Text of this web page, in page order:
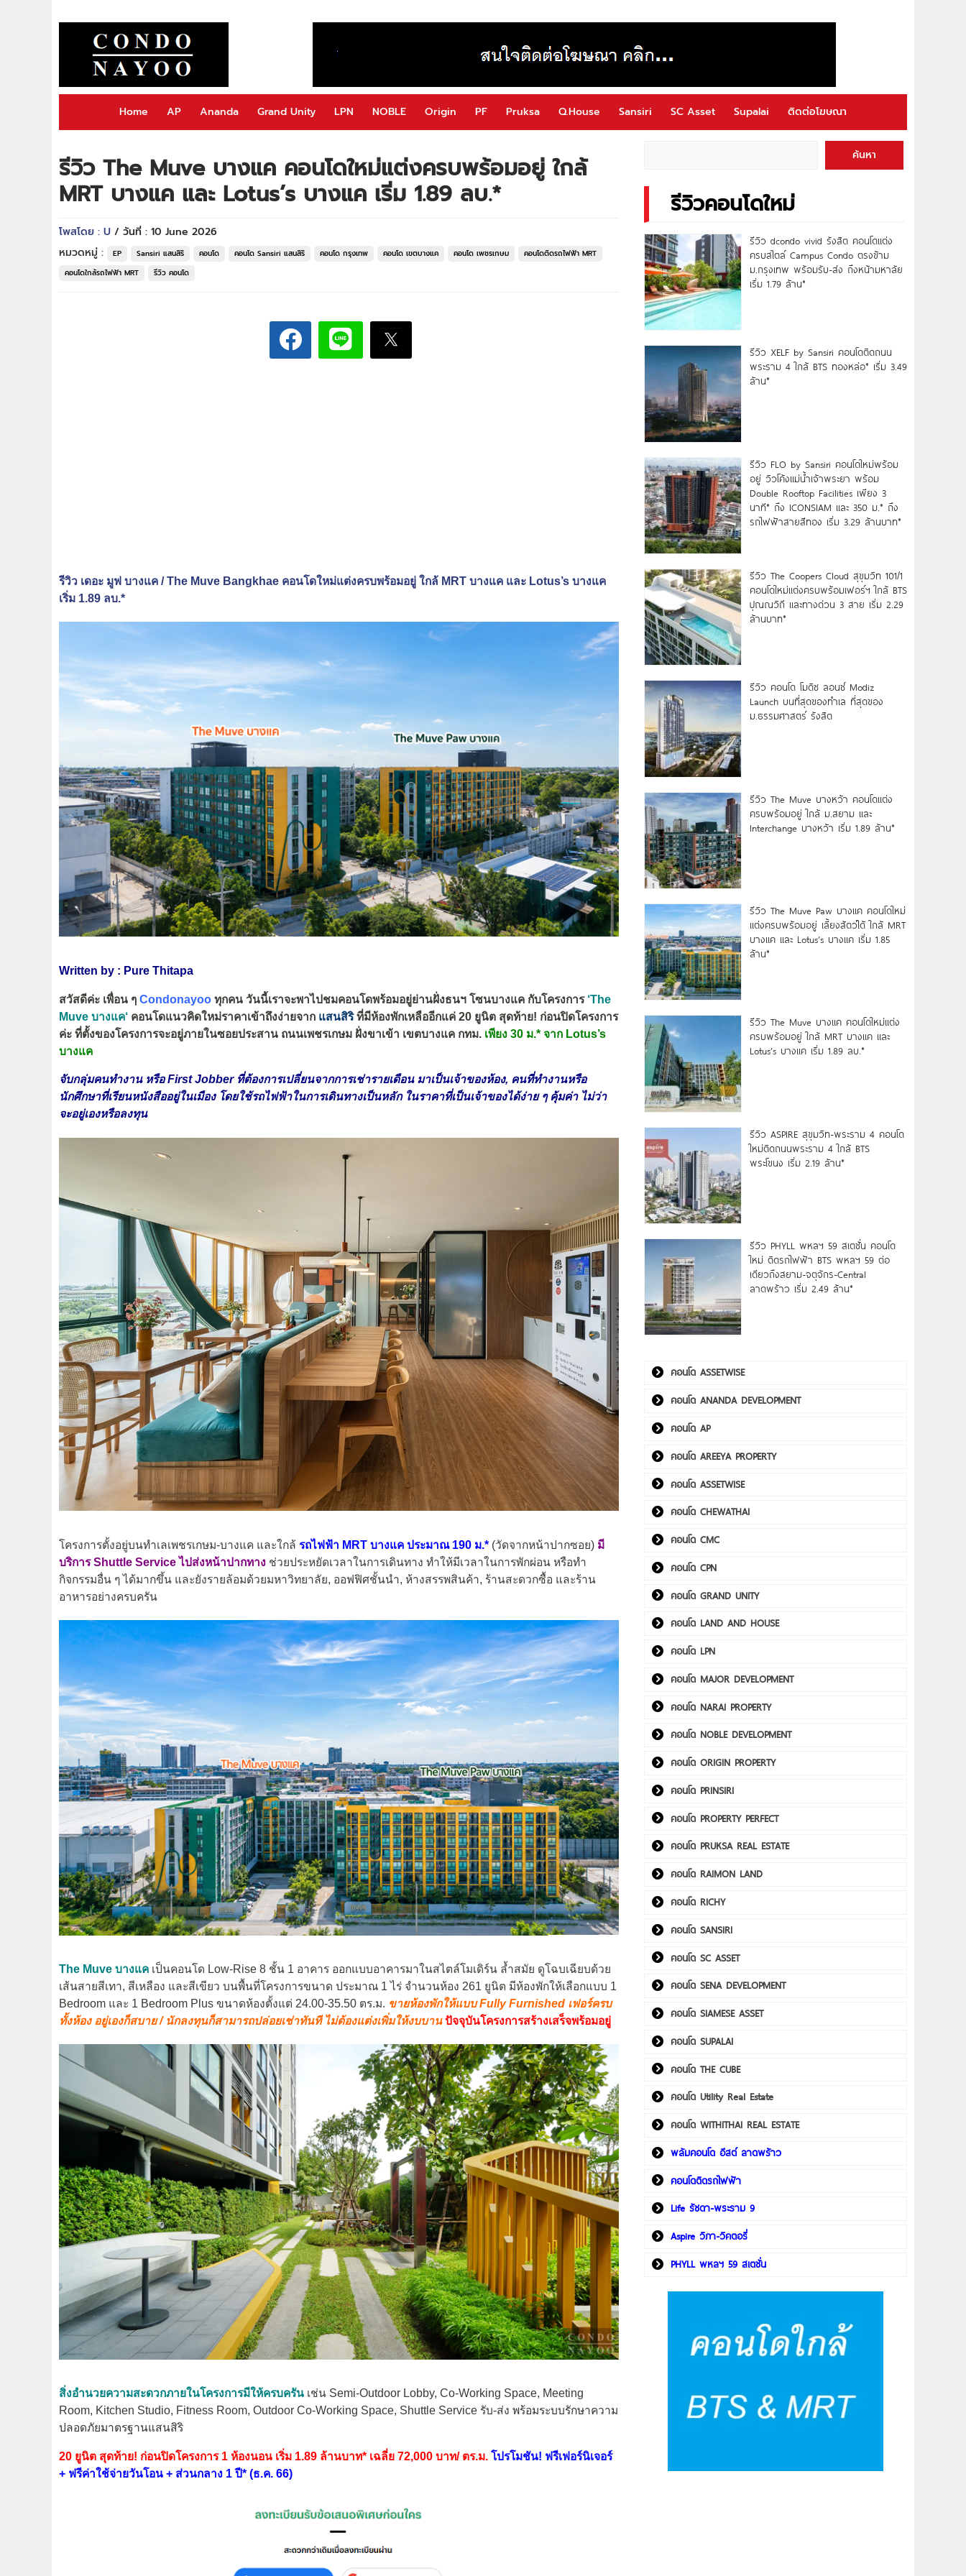
Home AP Ananda Grand Unity LPN NOBLE Origin PF Pruksa Q.House Sansiri SC Asset Supalai ติดต่อโฆษณา
รีวิว The Muve บางแค คอนโดใหม่แต่งครบพร้อมอยู่ ใกล้
MRT บางแค และ Lotus’s บางแค เริ่ม 1.89 ลบ.*
โพสโดย : U / วันที่ : 10 June 2026
หมวดหมู่ :
EP Sansiri แสนสิริ คอนโด คอนโด Sansiri แสนสิริ คอนโด กรุงเทพ คอนโด เขตบางแค คอนโด เพชรเกษม
คอนโดติดรถไฟฟ้า MRT
คอนโดใกล้รถไฟฟ้า MRT
รีวิว คอนโด
รีวิว เดอะ มูฟ บางแค / The Muve Bangkhae คอนโดใหม่แต่งครบพร้อมอยู่ ใกล้ MRT บางแค และ Lotus’s บางแค
เริ่ม 1.89 ลบ.*
Written by : Pure Thitapa
สวัสดีค่ะ เพื่อน ๆ Condonayoo ทุกคน วันนี้เราจะพาไปชมคอนโดพร้อมอยู่ย่านฝั่งธนฯ โซนบางแค กับโครงการ‘The
Muve บางแค‘ คอนโดแนวคิดใหม่ราคาเข้าถึงง่ายจาก แสนสิริที่มีห้องพักเหลืออีกแค่ 20 ยูนิต สุดท้าย! ก่อนปิดโครงการ
ค่ะ ที่ตั้งของโครงการจะอยู่ภายในซอยประสาน ถนนเพชรเกษม ฝั่งขาเข้า เขตบางแค กทม. เพียง 30 ม.* จาก Lotus’s
บางแค
จับกลุ่มคนทำงาน หรือ First Jobber ที่ต้องการเปลี่ยนจากการเช่ารายเดือน มาเป็นเจ้าของห้อง, คนที่ทำงานหรือ
นักศึกษาที่เรียนหนังสืออยู่ในเมือง โดยใช้รถไฟฟ้าในการเดินทางเป็นหลัก ในราคาที่เป็นเจ้าของได้ง่าย ๆ คุ้มค่า ไม่ว่า
จะอยู่เองหรือลงทุน
โครงการตั้งอยู่บนทำเลเพชรเกษม-บางแค และใกล้ รถไฟฟ้า MRT บางแค ประมาณ 190 ม.* (วัดจากหน้าปากซอย) มี
บริการ Shuttle Service ไปส่งหน้าปากทาง ช่วยประหยัดเวลาในการเดินทาง ทำให้มีเวลาในการพักผ่อน หรือทำ
กิจกรรมอื่น ๆ ได้มากขึ้น และยังรายล้อมด้วยมหาวิทยาลัย, ออฟฟิศชั้นนำ, ห้างสรรพสินค้า, ร้านสะดวกซื้อ และร้าน
อาหารอย่างครบครัน
The Muve บางแค เป็นคอนโด Low-Rise 8 ชั้น 1 อาคาร ออกแบบอาคารมาในสไตล์โมเดิร์น ล้ำสมัย ดูโฉบเฉียบด้วย
เส้นสายสีเทา, สีเหลือง และสีเขียว บนพื้นที่โครงการขนาด ประมาณ 1 ไร่ จำนวนห้อง 261 ยูนิต มีห้องพักให้เลือกแบบ 1
Bedroom และ 1 Bedroom Plus ขนาดห้องตั้งแต่ 24.00-35.50 ตร.ม. ขายห้องพักให้แบบ Fully Furnished เฟอร์ครบ
ทั้งห้อง อยู่เองก็สบาย / นักลงทุนก็สามารถปล่อยเช่าทันที ไม่ต้องแต่งเพิ่มให้งบบาน ปัจจุบันโครงการสร้างเสร็จพร้อมอยู่
สิ่งอำนวยความสะดวกภายในโครงการมีให้ครบครัน เช่น Semi-Outdoor Lobby, Co-Working Space, Meeting
Room, Kitchen Studio, Fitness Room, Outdoor Co-Working Space, Shuttle Service รับ-ส่ง พร้อมระบบรักษาความ
ปลอดภัยมาตรฐานแสนสิริ
20 ยูนิต สุดท้าย! ก่อนปิดโครงการ 1 ห้องนอน เริ่ม 1.89 ล้านบาท* เฉลี่ย 72,000 บาท/ ตร.ม. โปรโมชัน! ฟรีเฟอร์นิเจอร์
+ ฟรีค่าใช้จ่ายวันโอน + ส่วนกลาง 1 ปี* (ธ.ค. 66)
ค้นหา
รีวิวคอนโดใหม่
รีวิว dcondo vivid รังสิต คอนโดแต่ง
ครบสไตล์ Campus Condo ตรงข้าม
ม.กรุงเทพ พร้อมรับ-ส่ง ถึงหน้ามหาลัย
เริ่ม 1.79 ล้าน*
รีวิว XELF by Sansiri คอนโดติดถนน
พระราม 4 ใกล้ BTS ทองหล่อ* เริ่ม 3.49
ล้าน*
รีวิว FLO by Sansiri คอนโดใหม่พร้อม
อยู่ วิวโค้งแม่น้ำเจ้าพระยา พร้อม
Double Rooftop Facilities เพียง 3
นาที* ถึง ICONSIAM และ 350 ม.* ถึง
รถไฟฟ้าสายสีทอง เริ่ม 3.29 ล้านบาท*
รีวิว The Coopers Cloud สุขุมวิท 101/1
คอนโดใหม่แต่งครบพร้อมเฟอร์ฯ ใกล้ BTS
ปุณณวิถี และทางด่วน 3 สาย เริ่ม 2.29
ล้านบาท*
รีวิว คอนโด โมดิซ ลอนซ์ Modiz
Launch บนที่สุดของทำเล ที่สุดของ
ม.ธรรมศาสตร์ รังสิต
รีวิว The Muve บางหว้า คอนโดแต่ง
ครบพร้อมอยู่ ใกล้ ม.สยาม และ
Interchange บางหว้า เริ่ม 1.89 ล้าน*
รีวิว The Muve Paw บางแค คอนโดใหม่
แต่งครบพร้อมอยู่ เลี้ยงสัตว์ได้ ใกล้ MRT
บางแค และ Lotus’s บางแค เริ่ม 1.85
ล้าน*
รีวิว The Muve บางแค คอนโดใหม่แต่ง
ครบพร้อมอยู่ ใกล้ MRT บางแค และ
Lotus’s บางแค เริ่ม 1.89 ลบ.*
รีวิว ASPIRE สุขุมวิท-พระราม 4 คอนโด
ใหม่ติดถนนพระราม 4 ใกล้ BTS
พระโขนง เริ่ม 2.19 ล้าน*
รีวิว PHYLL พหลฯ 59 สเตชั่น คอนโด
ใหม่ ติดรถไฟฟ้า BTS พหลฯ 59 ต่อ
เดียวถึงสยาม-จตุจักร-Central
ลาดพร้าว เริ่ม 2.49 ล้าน*
คอนโด ASSETWISE
คอนโด ANANDA DEVELOPMENT
คอนโด AP
คอนโด AREEYA PROPERTY
คอนโด ASSETWISE
คอนโด CHEWATHAI
คอนโด CMC
คอนโด CPN
คอนโด GRAND UNITY
คอนโด LAND AND HOUSE
คอนโด LPN
คอนโด MAJOR DEVELOPMENT
คอนโด NARAI PROPERTY
คอนโด NOBLE DEVELOPMENT
คอนโด ORIGIN PROPERTY
คอนโด PRINSIRI
คอนโด PROPERTY PERFECT
คอนโด PRUKSA REAL ESTATE
คอนโด RAIMON LAND
คอนโด RICHY
คอนโด SANSIRI
คอนโด SC ASSET
คอนโด SENA DEVELOPMENT
คอนโด SIAMESE ASSET
คอนโด SUPALAI
คอนโด THE CUBE
คอนโด Utility Real Estate
คอนโด WITHITHAI REAL ESTATE
พลัมคอนโด อีสต์ ลาดพร้าว
คอนโดติดรถไฟฟ้า
Life รัชดา-พระราม 9
Aspire วิภา-วิคตอรี่
PHYLL พหลฯ 59 สเตชั่น